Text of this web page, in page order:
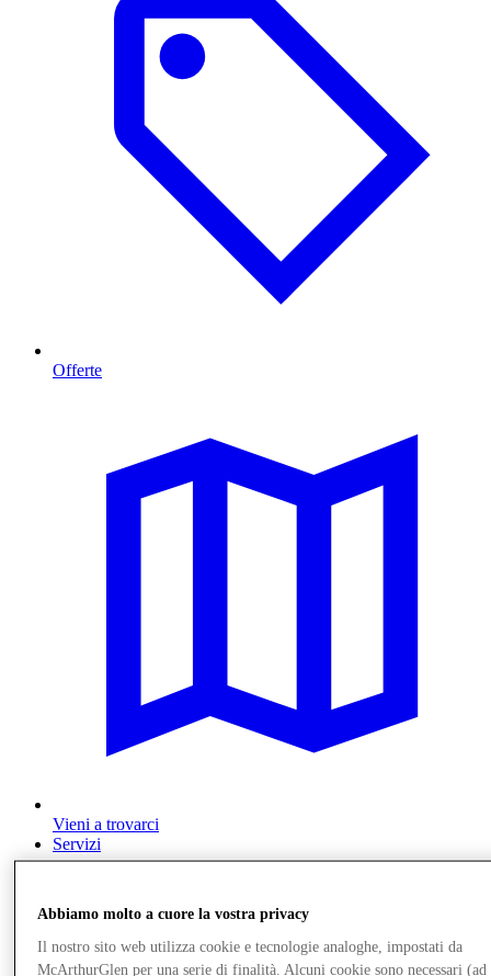
Offerte
Vieni a trovarci
Servizi
Abbiamo molto a cuore la vostra privacy
Il nostro sito web utilizza cookie e tecnologie analoghe, impostati da
McArthurGlen per una serie di finalità. Alcuni cookie sono necessari (ad